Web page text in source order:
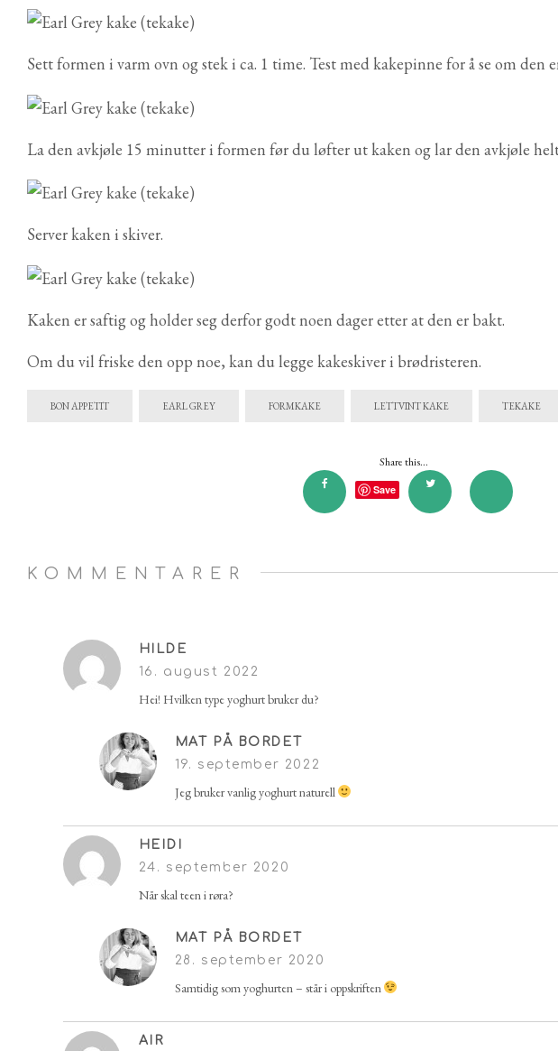
Sett formen i varm ovn og stek i ca. 1 time. Test med kakepinne for å se om den
La den avkjøle 15 minutter i formen før du løfter ut kaken og lar den avkjøle
Server kaken i skiver.
Kaken er saftig og holder seg derfor godt noen dager etter at den er bakt.
Om du vil friske den opp noe, kan du legge kakeskiver i brødristeren.
BON APPETIT EARL GREY FORMKAKE LETTVINT KAKE TEKAKE
Share this...
Save
KOMMENTARER
HILDE
16. august 2022
Hei! Hvilken type yoghurt bruker du?
MAT PÅ BORDET
19. september 2022
Jeg bruker vanlig yoghurt naturell
HEIDI
24. september 2020
Når skal teen i røra?
MAT PÅ BORDET
28. september 2020
Samtidig som yoghurten – står i oppskriften
AIR